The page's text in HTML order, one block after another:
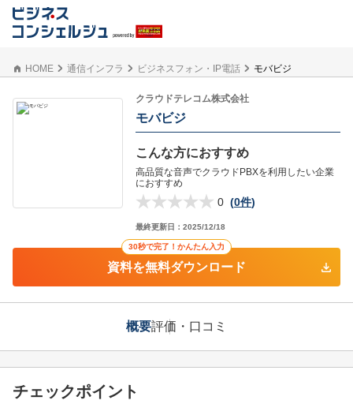
HOME 通信インフラ ビジネスフォン・IP電話 モバビジ
クラウドテレコム株式会社
モバビジ
こんな方におすすめ
高品質な音声でクラウドPBXを利用したい企業
におすすめ
0 (0件)
最終更新日： 2025/12/18
30秒で完了！かんたん入力
資料を無料ダウンロード
概要評価・口コミ
チェックポイント